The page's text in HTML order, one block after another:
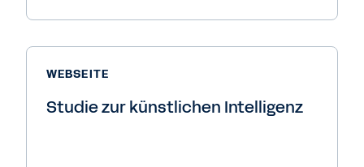
WEBSEITE
Studie zur künstlichen Intelligenz